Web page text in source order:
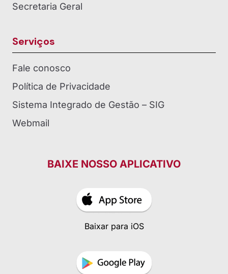
Secretaria Geral
Serviços
Fale conosco
Política de Privacidade
Sistema Integrado de Gestão – SIG
Webmail
BAIXE NOSSO APLICATIVO
Baixar para iOS